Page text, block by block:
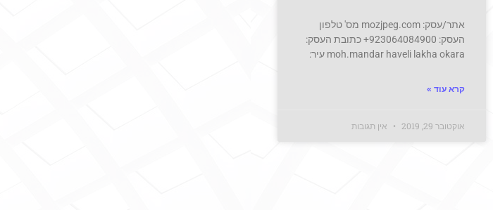
אתר/עסק: mozjpeg.com מס' טלפון
העסק: 923064084900+ כתובת העסק:
moh.mandar haveli lakha okara עיר:
קרא עוד »
אוקטובר 29, 2019 אין תגובות